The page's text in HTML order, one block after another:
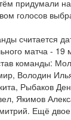
придумали
голосов
считается
матча - 19
команды:
Володин
Рыбаков
Якимов
Ещё